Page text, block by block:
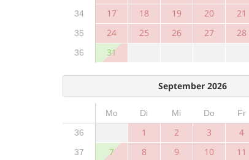
34 17 18 19 20 21
35 24 25 26 27 28
36 31
September 2026
Mo Di Mi Do Fr
36
1 2 3 4
37 7 8 9 10 11